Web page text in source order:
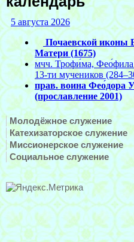
Молодёжное служение
Катехизаторское служение
Миссионерское служение
Социальное служение